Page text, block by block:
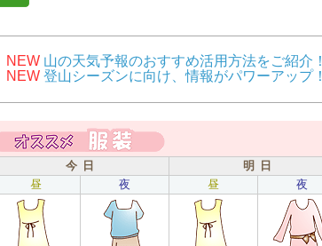
NEW 山の天気予報のおすすめ活用方法をご紹介！
NEW 登山シーズンに向け、情報がパワーアップ！
今 日
明 日
昼
夜 昼 夜